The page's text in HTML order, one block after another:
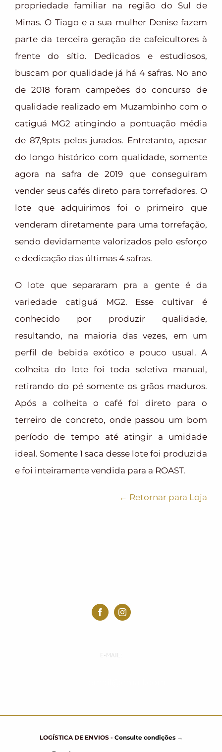
propriedade familiar na região do Sul de
Minas. O Tiago e a sua mulher Denise fazem
parte da terceira geração de cafeicultores à
frente do sítio. Dedicados e estudiosos,
buscam por qualidade já há 4 safras. No ano
de 2018 foram campeões do concurso de
qualidade realizado em Muzambinho com o
catiguá MG2 atingindo a pontuação média
de 87,9pts pelos jurados. Entretanto, apesar
do longo histórico com qualidade, somente
agora na safra de 2019 que conseguiram
vender seus cafés direto para torrefadores. O
lote que adquirimos foi o primeiro que
venderam diretamente para uma torrefação,
sendo devidamente valorizados pelo esforço
e dedicação das últimas 4 safras.
O lote que separaram pra a gente é da
variedade catiguá MG2. Esse cultivar é
conhecido por produzir qualidade,
resultando, na maioria das vezes, em um
perfil de bebida exótico e pouco usual. A
colheita do lote foi toda seletiva manual,
retirando do pé somente os grãos maduros.
Após a colheita o café foi direto para o
terreiro de concreto, onde passou um bom
período de tempo até atingir a umidade
ideal. Somente 1 saca desse lote foi produzida
e foi inteiramente vendida para a ROAST.
← Retornar para Loja
E-MAIL:
LOGÍSTICA DE ENVIOS - Consulte condições →